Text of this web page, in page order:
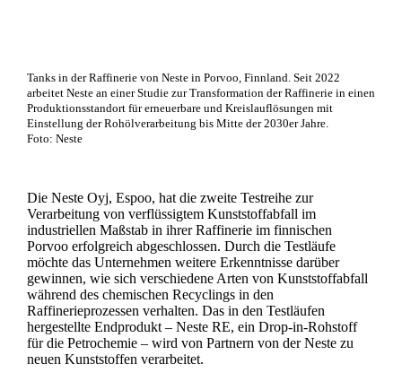
Tanks in der Raffinerie von Neste in Porvoo, Finnland. Seit 2022
arbeitet Neste an einer Studie zur Transformation der Raffinerie in einen
Produktionsstandort für erneuerbare und Kreislauflösungen mit
Einstellung der Rohölverarbeitung bis Mitte der 2030er Jahre.
Foto: Neste
Die Neste Oyj, Espoo, hat die zweite Testreihe zur
Verarbeitung von verflüssigtem Kunststoffabfall im
industriellen Maßstab in ihrer Raffinerie im finnischen
Porvoo erfolgreich abgeschlossen. Durch die Testläufe
möchte das Unternehmen weitere Erkenntnisse darüber
gewinnen, wie sich verschiedene Arten von Kunststoffabfall
während des chemischen Recyclings in den
Raffinerieprozessen verhalten. Das in den Testläufen
hergestellte Endprodukt – Neste RE, ein Drop-in-Rohstoff
für die Petrochemie – wird von Partnern von der Neste zu
neuen Kunststoffen verarbeitet.